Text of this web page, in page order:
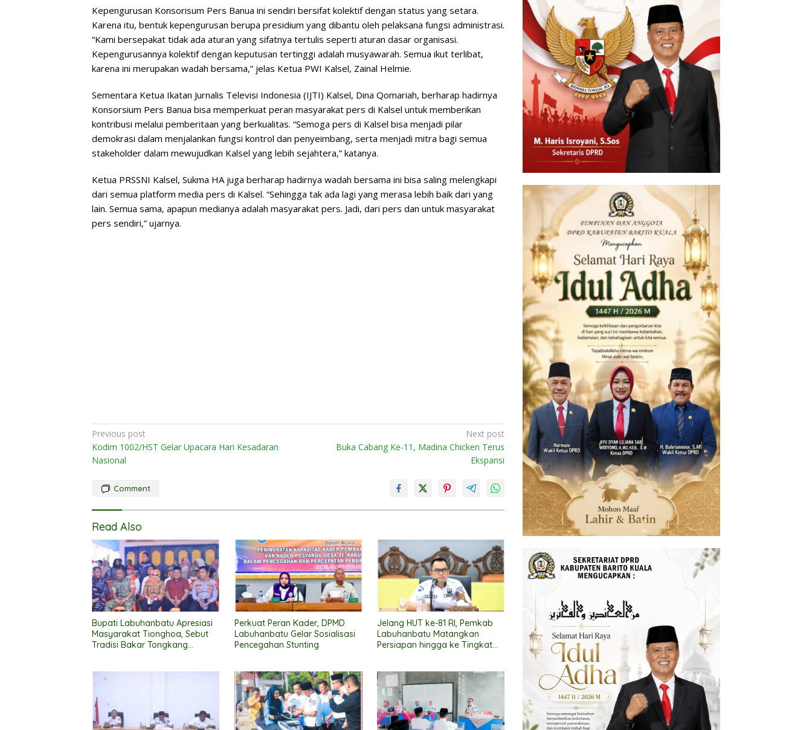
Kepengurusan Konsorisum Pers Banua ini sendiri bersifat kolektif dengan status yang setara.
Karena itu, bentuk kepengurusan berupa presidium yang dibantu oleh pelaksana fungsi administrasi.
“Kami bersepakat tidak ada aturan yang sifatnya tertulis seperti aturan dasar organisasi.
Kepengurusannya kolektif dengan keputusan tertinggi adalah musyawarah. Semua ikut terlibat,
karena ini merupakan wadah bersama,” jelas Ketua PWI Kalsel, Zainal Helmie.
Sementara Ketua Ikatan Jurnalis Televisi Indonesia (IJTI) Kalsel, Dina Qomariah, berharap hadirnya
Konsorsium Pers Banua bisa memperkuat peran masyarakat pers di Kalsel untuk memberikan
kontribusi melalui pemberitaan yang berkualitas. “Semoga pers di Kalsel bisa menjadi pilar
demokrasi dalam menjalankan fungsi kontrol dan penyeimbang, serta menjadi mitra bagi semua
stakeholder dalam mewujudkan Kalsel yang lebih sejahtera,” katanya.
Ketua PRSSNI Kalsel, Sukma HA juga berharap hadirnya wadah bersama ini bisa saling melengkapi
dari semua platform media pers di Kalsel. “Sehingga tak ada lagi yang merasa lebih baik dari yang
lain. Semua sama, apapun medianya adalah masyarakat pers. Jadi, dari pers dan untuk masyarakat
pers sendiri,” ujarnya.
Post
navigation
Previous post
Kodim 1002/HST Gelar Upacara Hari Kesadaran
Nasional
Next post
Buka Cabang Ke-11, Madina Chicken Terus
Ekspansi
Comment
Read Also
Bupati Labuhanbatu Apresiasi
Masyarakat Tionghoa, Sebut
Tradisi Bakar Tongkang
Perkuat Peran Kader, DPMD
Labuhanbatu Gelar Sosialisasi
Pencegahan Stunting
Jelang HUT ke-81 RI, Pemkab
Labuhanbatu Matangkan
Persiapan hingga ke Tingkat